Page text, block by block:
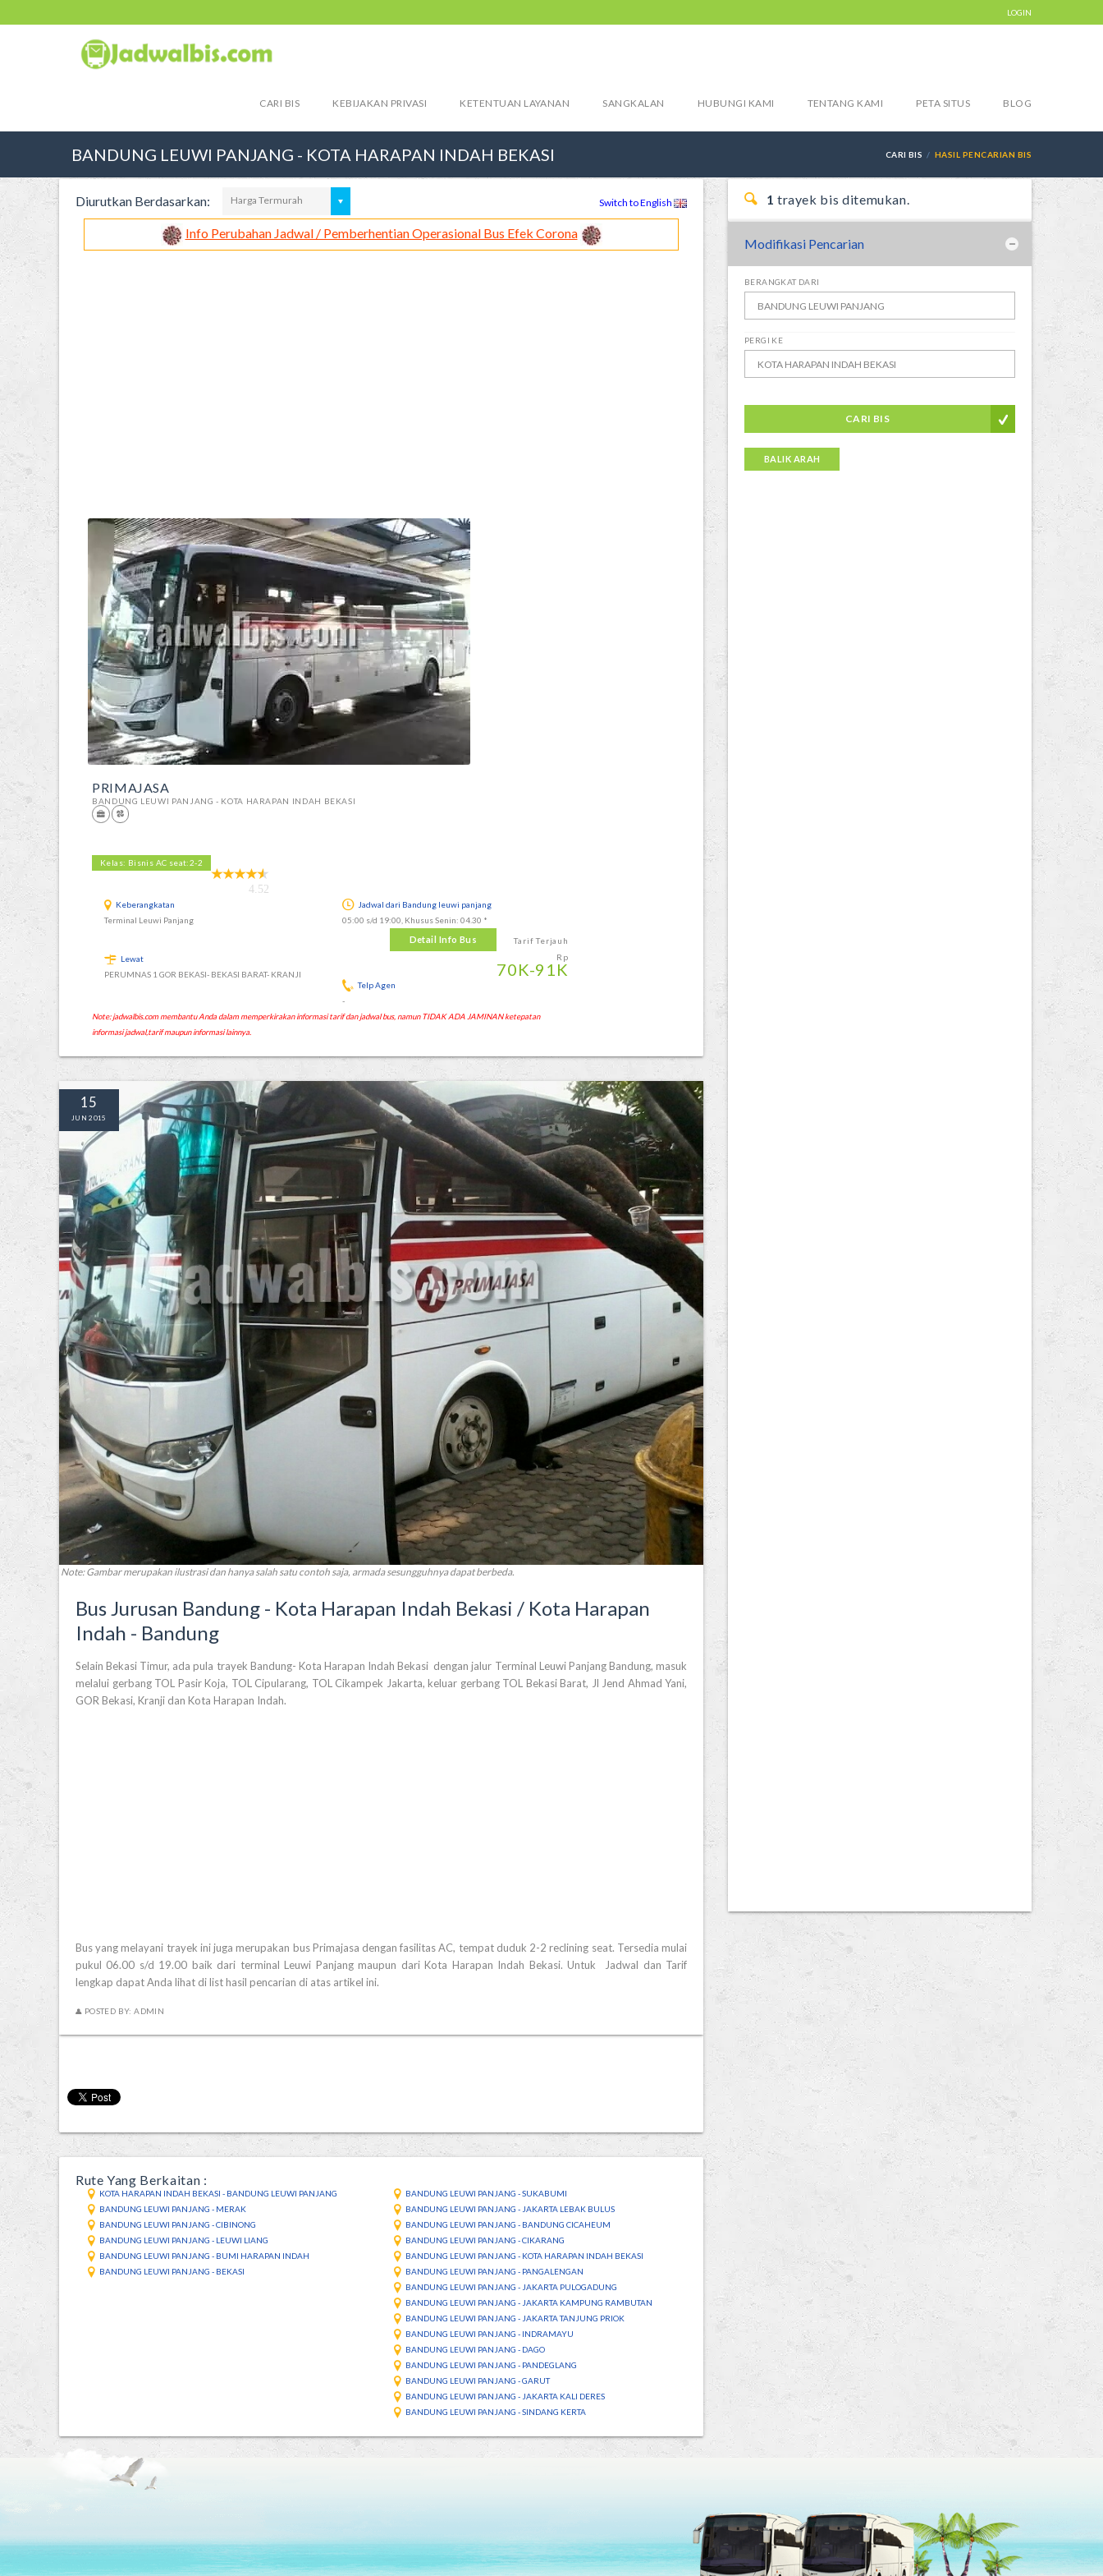
LOGIN
CARI BIS KEBIJAKAN PRIVASI KETENTUAN LAYANAN SANGKALAN HUBUNGI KAMI TENTANG KAMI PETA SITUS BLOG
BANDUNG LEUWI PANJANG - KOTA HARAPAN INDAH BEKASI CARI BIS HASIL PENCARIAN BIS
Diurutkan Berdasarkan: Harga Termurah Switch to English
Info Perubahan Jadwal / Pemberhentian Operasional Bus Efek Corona
PRIMAJASA
BANDUNG LEUWI PANJANG - KOTA HARAPAN INDAH BEKASI
Kelas: Bisnis AC seat:2-2
4.52
Keberangkatan
Terminal Leuwi Panjang
Jadwal dari Bandung leuwi panjang
05:00 s/d 19:00, Khusus Senin: 04.30 *
Tarif Terjauh
Rp
70K-91 K
Detail Info Bus
Lewat
PERUMNAS 1 GOR BEKASI- BEKASI BARAT- KRANJI
Telp Agen
-
Note: jadwalbis.com membantu Anda dalam memperkirakan informasi tarif dan jadwal bus, namun TIDAK ADA JAMINAN ketepatan
informasi jadwal,tarif maupun informasi lainnya.
Note: Gambar merupakan ilustrasi dan hanya salah satu contoh saja, armada sesungguhnya dapat berbeda.
Bus Jurusan Bandung - Kota Harapan Indah Bekasi / Kota Harapan
Indah - Bandung
Selain Bekasi Timur, ada pula trayek Bandung- Kota Harapan Indah Bekasi dengan jalur Terminal Leuwi Panjang Bandung, masuk
melalui gerbang TOL Pasir Koja, TOL Cipularang, TOL Cikampek Jakarta, keluar gerbang TOL Bekasi Barat, Jl Jend Ahmad Yani,
GOR Bekasi, Kranji dan Kota Harapan Indah.
Bus yang melayani trayek ini juga merupakan bus Primajasa dengan fasilitas AC, tempat duduk 2-2 reclining seat. Tersedia mulai
pukul 06.00 s/d 19.00 baik dari terminal Leuwi Panjang maupun dari Kota Harapan Indah Bekasi. Untuk Jadwal dan Tarif
lengkap dapat Anda lihat di list hasil pencarian di atas artikel ini.
15
JUN 2015
POSTED BY:ADMIN
Rute Yang Berkaitan :
KOTA HARAPAN INDAH BEKASI - BANDUNG LEUWI PANJANG
BANDUNG LEUWI PANJANG - MERAK
BANDUNG LEUWI PANJANG - CIBINONG
BANDUNG LEUWI PANJANG - LEUWI LIANG
BANDUNG LEUWI PANJANG - BUMI HARAPAN INDAH
BANDUNG LEUWI PANJANG - BEKASI
BANDUNG LEUWI PANJANG - SUKABUMI
BANDUNG LEUWI PANJANG - JAKARTA LEBAK BULUS
BANDUNG LEUWI PANJANG - BANDUNG CICAHEUM
BANDUNG LEUWI PANJANG - CIKARANG
BANDUNG LEUWI PANJANG - KOTA HARAPAN INDAH BEKASI
BANDUNG LEUWI PANJANG - PANGALENGAN
BANDUNG LEUWI PANJANG - JAKARTA PULOGADUNG
BANDUNG LEUWI PANJANG - JAKARTA KAMPUNG RAMBUTAN
BANDUNG LEUWI PANJANG - JAKARTA TANJUNG PRIOK
BANDUNG LEUWI PANJANG - INDRAMAYU
BANDUNG LEUWI PANJANG - DAGO
BANDUNG LEUWI PANJANG - PANDEGLANG
BANDUNG LEUWI PANJANG - GARUT
BANDUNG LEUWI PANJANG - JAKARTA KALI DERES
BANDUNG LEUWI PANJANG - SINDANG KERTA
1 trayek bis ditemukan.
Modifikasi Pencarian
BERANGKAT DARI
PERGI KE
CARI BIS
BALIK ARAH